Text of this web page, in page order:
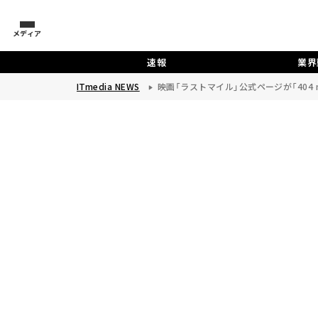
メディア
速報 業
ITmedia NEWS 映画「ラストマイル」公式ページが